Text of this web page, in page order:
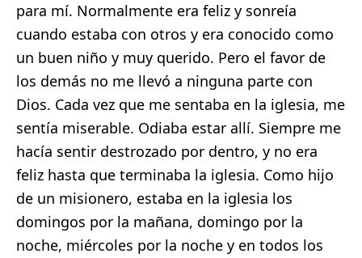
para mí. Normalmente era feliz y sonreía
cuando estaba con otros y era conocido como
un buen niño y muy querido. Pero el favor de
los demás no me llevó a ninguna parte con
Dios. Cada vez que me sentaba en la iglesia, me
sentía miserable. Odiaba estar allí. Siempre me
hacía sentir destrozado por dentro, y no era
feliz hasta que terminaba la iglesia. Como hijo
de un misionero, estaba en la iglesia los
domingos por la mañana, domingo por la
noche, miércoles por la noche y en todos los